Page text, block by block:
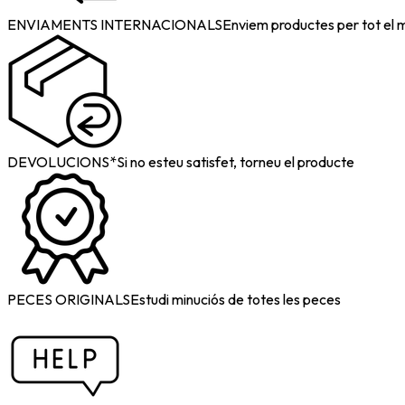
ENVIAMENTS INTERNACIONALSEnviem productes per tot el
DEVOLUCIONS*Si no esteu satisfet, torneu el producte
PECES ORIGINALSEstudi minuciós de totes les peces